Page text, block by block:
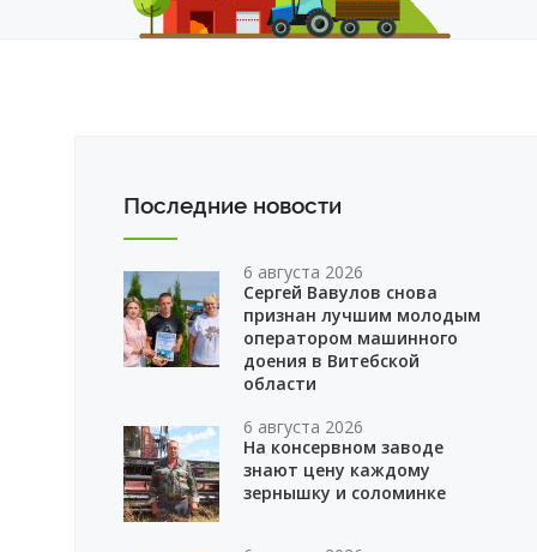
Последние новости
6 августа 2026
Сергей Вавулов снова
признан лучшим молодым
оператором машинного
доения в Витебской
области
6 августа 2026
На консервном заводе
знают цену каждому
зернышку и соломинке